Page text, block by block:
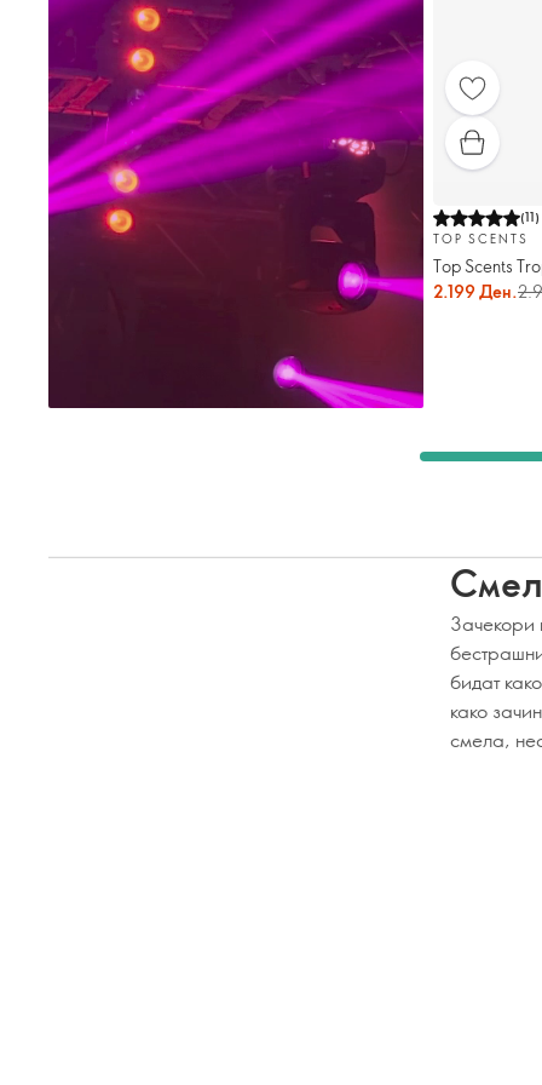
(11)
TOP SCENTS
Top Scents
2.199 Ден.
Зачекори
бидат
како
смела,